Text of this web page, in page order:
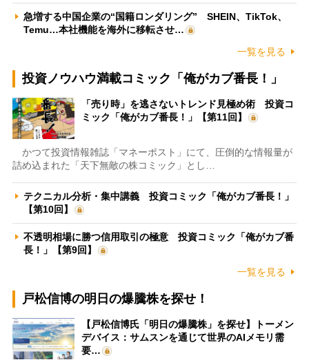
急増する中国企業の“国籍ロンダリング” SHEIN、TikTok、
Temu…本社機能を海外に移転させ…
一覧を見る
投資ノウハウ満載コミック「俺がカブ番長！」
「売り時」を逃さないトレンド見極め術 投資コ
ミック「俺がカブ番長！」【第11回】
かつて投資情報雑誌「マネーポスト」にて、圧倒的な情報量が
詰め込まれた「天下無敵の株コミック」とし…
テクニカル分析・集中講義 投資コミック「俺がカブ番長！」
【第10回】
不透明相場に勝つ信用取引の極意 投資コミック「俺がカブ番
長！」【第9回】
一覧を見る
戸松信博の明日の爆騰株を探せ！
【戸松信博氏「明日の爆騰株」を探せ】トーメン
デバイス：サムスンを通じて世界のAIメモリ需
要…